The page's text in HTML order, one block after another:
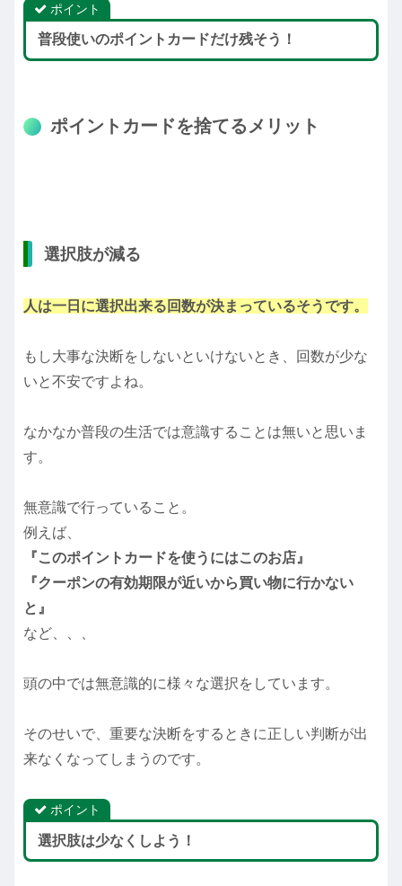
ポイント
普段使いのポイントカードだけ残そう！
ポイントカードを捨てるメリット
選択肢が減る
人は一日に選択出来る回数が決まっているそうです。
もし大事な決断をしないといけないとき、回数が少な
いと不安ですよね。
なかなか普段の生活では意識することは無いと思いま
す。
無意識で行っていること。
例えば、
『このポイントカードを使うにはこのお店』
『クーポンの有効期限が近いから買い物に行かない
と』
など、、、
頭の中では無意識的に様々な選択をしています。
そのせいで、重要な決断をするときに正しい判断が出
来なくなってしまうのです。
ポイント
選択肢は少なくしよう！